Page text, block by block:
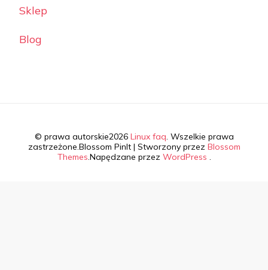
Sklep
Blog
© prawa autorskie2026 Linux faq. Wszelkie prawa
zastrzeżone.Blossom PinIt | Stworzony przez Blossom
Themes.Napędzane przez WordPress .